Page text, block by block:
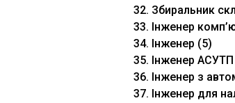
32. Збиральник
33. Інженер
34. Інженер (5)
35. Інженер АСУТП
36. Інженер з
37. Інженер для